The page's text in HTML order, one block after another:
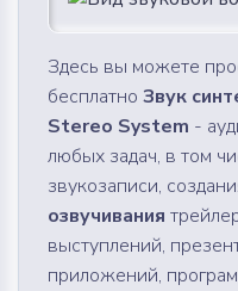
Здесь вы можете
бесплатно Звук
Stereo System -
любых задач, в том
звукозаписи,
озвучивания
выступлений,
приложений,